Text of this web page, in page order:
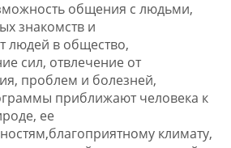
общения с людьми,
знакомств и
людей в общество,
сил, отвлечение от
проблем и болезней,
приближают человека к
ее
климату,